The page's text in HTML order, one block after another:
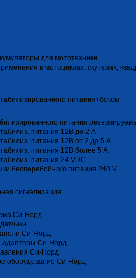
для мототехники
в мотоциклах, скутерах,
питания+боксы
питания
питания 12В до 2 А
питания 12В от 2 до 5 А
питания 12В более 5 А
питания 24 VDC
бесперебойного питания 240 V
сигнализация
Си-Норд
Си-Норд
адаптеры Си-Норд
Си-Норд
оборудование Си-Норд